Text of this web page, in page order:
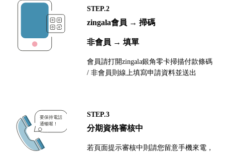
STEP.2
zingala會員 → 掃碼
非會員 → 填單
會員請打開zingala銀角零卡掃描付款條碼
/ 非會員則線上填寫申請資料並送出
STEP.3
分期資格審核中
若頁面提示審核中則請您留意手機來電，